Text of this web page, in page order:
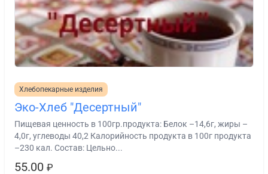
Хлебопекарные изделия
Эко-Хлеб "Десертный"
Пищевая ценность в 100гр.продукта: Белок –14,6г, жиры –
4,0г, углеводы 40,2 Калорийность продукта в 100г продукта
–230 кал. Состав: Цельно...
55.00 ₽